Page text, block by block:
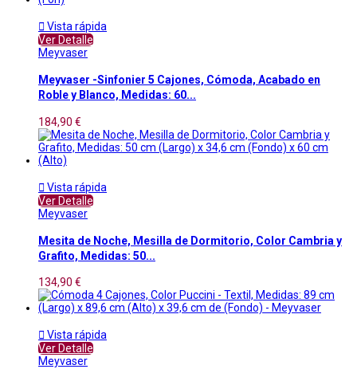
 Vista rápida
Ver Detalle
Meyvaser
Meyvaser -Sinfonier 5 Cajones, Cómoda, Acabado en
Roble y Blanco, Medidas: 60...
184,90 €
 Vista rápida
Ver Detalle
Meyvaser
Mesita de Noche, Mesilla de Dormitorio, Color Cambria y
Grafito, Medidas: 50...
134,90 €
 Vista rápida
Ver Detalle
Meyvaser